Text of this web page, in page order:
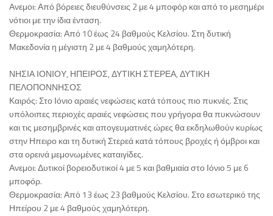
Ανεμοι: Από βόρειες διευθύνσεις 2 με 4 μποφόρ και από το μεσημέρι
νότιοι με την ίδια ένταση.
Θερμοκρασία: Από 10 έως 24 βαθμούς Κελσίου. Στη δυτική
Μακεδονία η μέγιστη 2 με 4 βαθμούς χαμηλότερη.
ΝΗΣΙΑ ΙΟΝΙΟΥ, ΗΠΕΙΡΟΣ, ΔΥΤΙΚΗ ΣΤΕΡΕΑ, ΔΥΤΙΚΗ
ΠΕΛΟΠΟΝΝΗΣΟΣ
Καιρός: Στο Ιόνιο αραιές νεφώσεις κατά τόπους πιο πυκνές. Στις
υπόλοιπες περιοχές αραιές νεφώσεις που γρήγορα θα πυκνώσουν
και τις μεσημβρινές και απογευματινές ώρες θα εκδηλωθούν κυρίως
στην Ηπειρο και τη δυτική Στερεά κατά τόπους βροχές ή όμβροι και
στα ορεινά μεμονωμένες καταιγίδες.
Ανεμοι: Δυτικοί βορειοδυτικοί 4 με 5 και βαθμιαία στο Ιόνιο 5 με 6
μποφόρ.
Θερμοκρασία: Από 13 έως 23 βαθμούς Κελσίου. Στο εσωτερικό της
Ηπείρου 2 με 4 βαθμούς χαμηλότερη.